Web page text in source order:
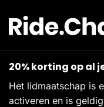
20% korting op al
Het lidmaatschap is
activeren en is